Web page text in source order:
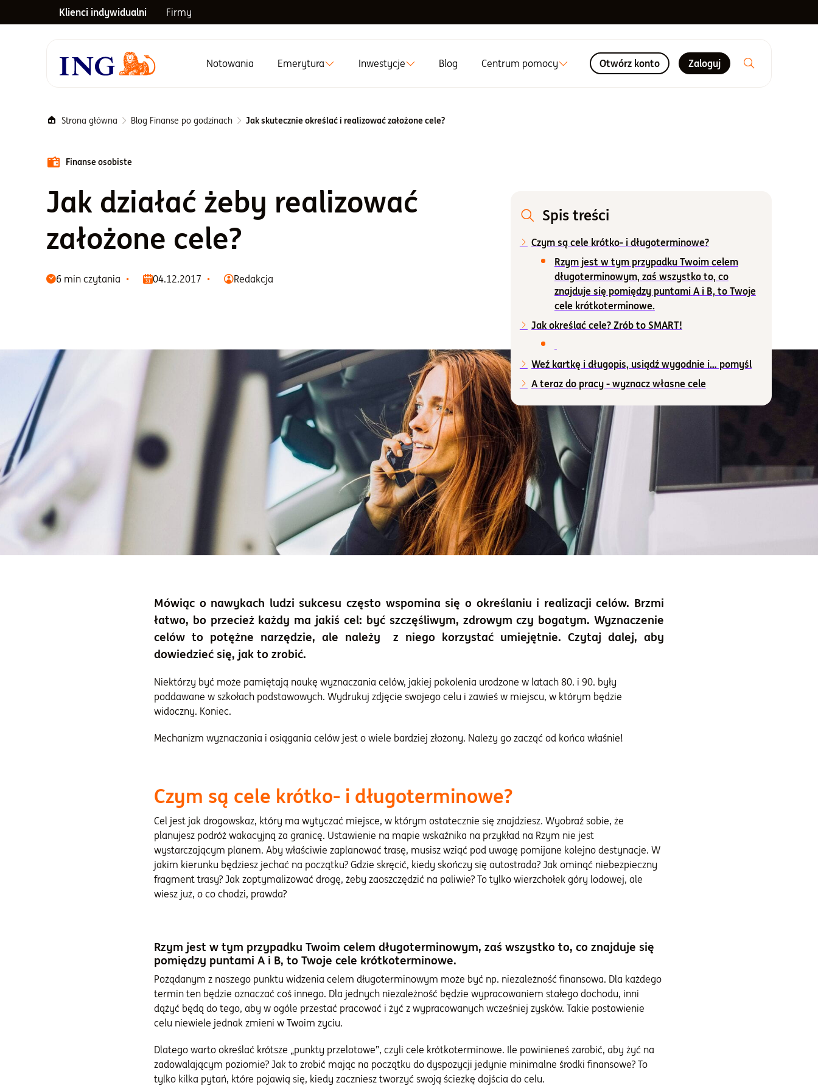
Klienci indywidualni Firmy
Menu główne
Notowania Emerytura Inwestycje Blog Centrum pomocy Otwórz konto Zaloguj
Strona główna Blog Finanse po godzinach Jak skutecznie określać i realizować założone cele?
Finanse osobiste
Jak działać żeby realizować
założone cele?
6 min czytania 04.12.2017 Redakcja
Spis treści
Czym są cele krótko- i długoterminowe?
Rzym jest w tym przypadku Twoim celem
długoterminowym, zaś wszystko to, co
znajduje się pomiędzy puntami A i B, to Twoje
cele krótkoterminowe.
Jak określać cele? Zrób to SMART!
Weź kartkę i długopis, usiądź wygodnie i… pomyśl
A teraz do pracy - wyznacz własne cele
Mówiąc o nawykach ludzi sukcesu często wspomina się o określaniu i realizacji celów. Brzmi
łatwo, bo przecież każdy ma jakiś cel: być szczęśliwym, zdrowym czy bogatym. Wyznaczenie
celów to potężne narzędzie, ale należy z niego korzystać umiejętnie. Czytaj dalej, aby
dowiedzieć się, jak to zrobić.
Niektórzy być może pamiętają naukę wyznaczania celów, jakiej pokolenia urodzone w latach 80. i 90. były
poddawane w szkołach podstawowych. Wydrukuj zdjęcie swojego celu i zawieś w miejscu, w którym będzie
widoczny. Koniec.
Mechanizm wyznaczania i osiągania celów jest o wiele bardziej złożony. Należy go zacząć od końca właśnie!
Czym są cele krótko- i długoterminowe?
Cel jest jak drogowskaz, który ma wytyczać miejsce, w którym ostatecznie się znajdziesz. Wyobraź sobie, że
planujesz podróż wakacyjną za granicę. Ustawienie na mapie wskaźnika na przykład na Rzym nie jest
wystarczającym planem. Aby właściwie zaplanować trasę, musisz wziąć pod uwagę pomijane kolejno destynacje. W
jakim kierunku będziesz jechać na początku? Gdzie skręcić, kiedy skończy się autostrada? Jak ominąć niebezpieczny
fragment trasy? Jak zoptymalizować drogę, żeby zaoszczędzić na paliwie? To tylko wierzchołek góry lodowej, ale
wiesz już, o co chodzi, prawda?
Rzym jest w tym przypadku Twoim celem długoterminowym, zaś wszystko to, co znajduje się
pomiędzy puntami A i B, to Twoje cele krótkoterminowe.
Pożądanym z naszego punktu widzenia celem długoterminowym może być np. niezależność finansowa. Dla każdego
termin ten będzie oznaczać coś innego. Dla jednych niezależność będzie wypracowaniem stałego dochodu, inni
dążyć będą do tego, aby w ogóle przestać pracować i żyć z wypracowanych wcześniej zysków. Takie postawienie
celu niewiele jednak zmieni w Twoim życiu.
Dlatego warto określać krótsze „punkty przelotowe”, czyli cele krótkoterminowe. Ile powinieneś zarobić, aby żyć na
zadowalającym poziomie? Jak to zrobić mając na początku do dyspozycji jedynie minimalne środki finansowe? To
tylko kilka pytań, które pojawią się, kiedy zaczniesz tworzyć swoją ścieżkę dojścia do celu.